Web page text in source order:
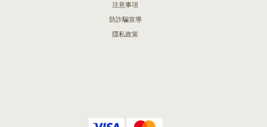
注意事項
防詐騙宣導
隱私政策